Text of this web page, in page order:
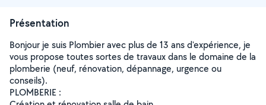
Présentation
Bonjour je suis Plombier avec plus de 13 ans d'expérience, je
vous propose toutes sortes de travaux dans le domaine de la
plomberie (neuf, rénovation, dépannage, urgence ou
conseils).
PLOMBERIE :